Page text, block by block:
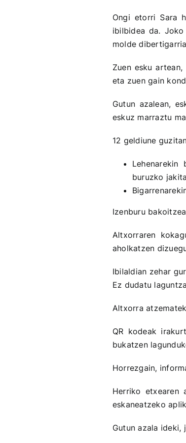
Ongi etorri Sara
ibilbidea da.
molde
Zuen esku
eta zuen gain
Gutun azalean,
eskuz marraztu
12 geldiune
buruzko
Izenburu
Altxorraren
aholkatzen
Ibilaldian zehar
Ez dudatu
Altxorra
QR kodeak
bukatzen
Horrezgain,
Herriko etxearen
eskaneatzeko
Gutun azala ideki,